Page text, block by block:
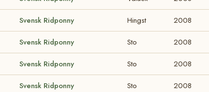
Svensk Ridponny Hingst 2008
Svensk Ridponny Sto 2008
Svensk Ridponny Sto 2008
Svensk Ridponny Sto 2008